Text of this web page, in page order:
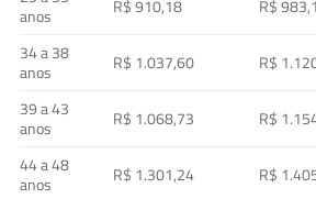
anos
R$ 910,18
R$
34 a 38
anos
R$ 1.037,60
R$
39 a 43
anos
R$ 1.068,73
R$
44 a 48
anos
R$ 1.301,24
R$